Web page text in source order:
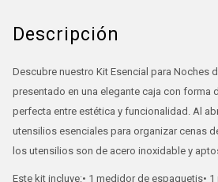
Descripción
Descubre nuestro Kit Esencial para Noches
presentado en una elegante caja con forma
perfecta entre estética y funcionalidad. Al
utensilios esenciales para organizar cenas
los utensilios son de acero inoxidable y
Este kit incluye:• 1 medidor de espaguetis•